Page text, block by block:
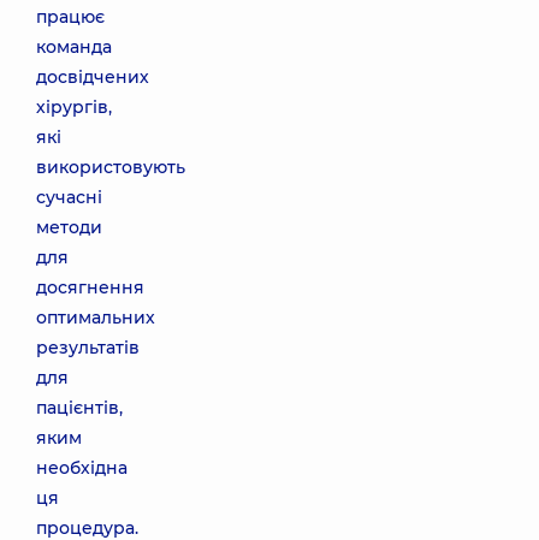
працює
команда
досвідчених
хірургів,
які
використовують
сучасні
методи
для
досягнення
оптимальних
результатів
для
пацієнтів,
яким
необхідна
ця
процедура.